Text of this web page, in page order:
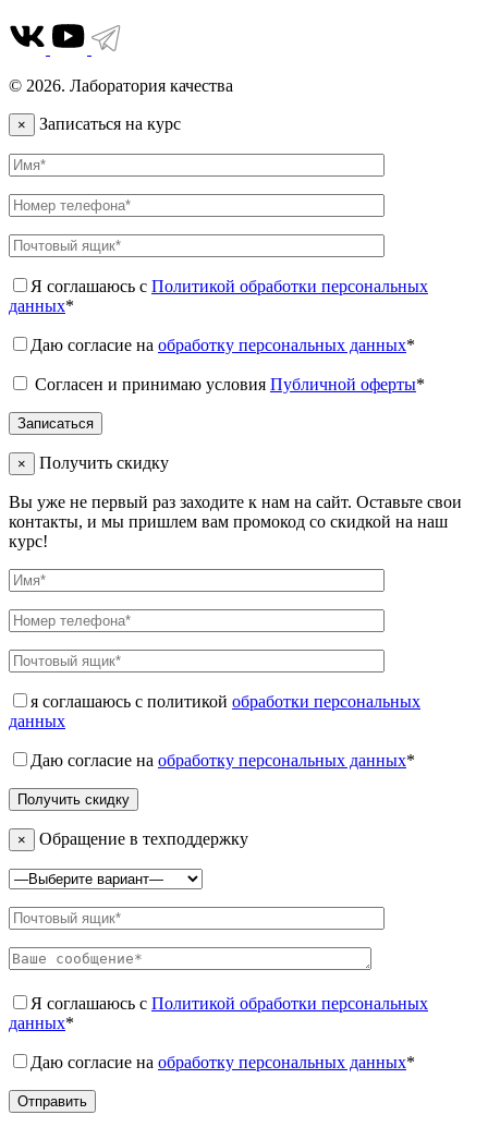
© 2026. Лаборатория качества
× Записаться на курс
Я соглашаюсь с Политикой обработки персональных
данных*
Даю согласие на обработку персональных данных*
Согласен и принимаю условия Публичной оферты*
× Получить скидку
Вы уже не первый раз заходите к нам на сайт. Оставьте свои
контакты, и мы пришлем вам промокод со скидкой на наш
курс!
я соглашаюсь с политикой обработки персональных
данных
Даю согласие на обработку персональных данных*
× Обращение в техподдержку
Я соглашаюсь с Политикой обработки персональных
данных*
Даю согласие на обработку персональных данных*